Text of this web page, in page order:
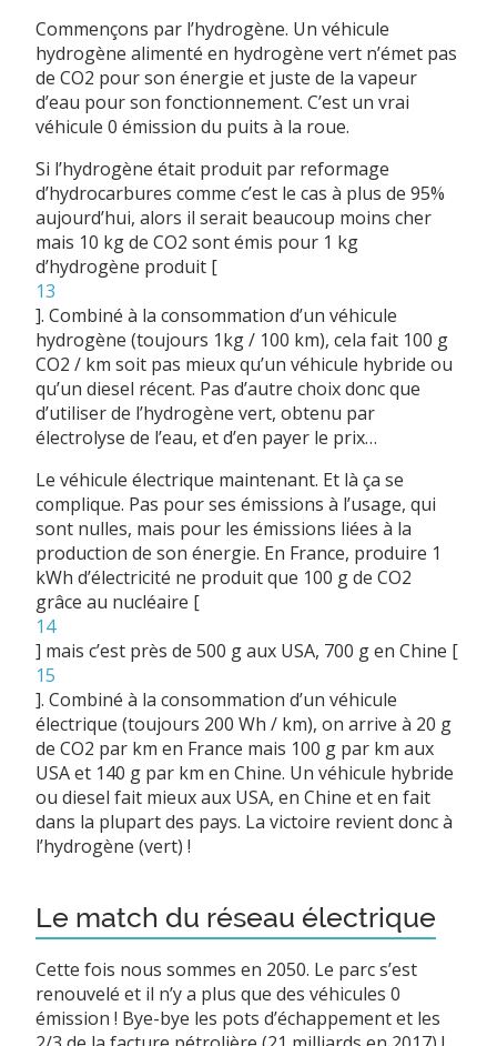
Commençons par l’hydrogène. Un véhicule
hydrogène alimenté en hydrogène vert n’émet pas
de CO2 pour son énergie et juste de la vapeur
d’eau pour son fonctionnement. C’est un vrai
véhicule 0 émission du puits à la roue.
Si l’hydrogène était produit par reformage
d’hydrocarbures comme c’est le cas à plus de 95%
aujourd’hui, alors il serait beaucoup moins cher
mais 10 kg de CO2 sont émis pour 1 kg
d’hydrogène produit [
13
]. Combiné à la consommation d’un véhicule
hydrogène (toujours 1kg / 100 km), cela fait 100 g
CO2 / km soit pas mieux qu’un véhicule hybride ou
qu’un diesel récent. Pas d’autre choix donc que
d’utiliser de l’hydrogène vert, obtenu par
électrolyse de l’eau, et d’en payer le prix…
Le véhicule électrique maintenant. Et là ça se
complique. Pas pour ses émissions à l’usage, qui
sont nulles, mais pour les émissions liées à la
production de son énergie. En France, produire 1
kWh d’électricité ne produit que 100 g de CO2
grâce au nucléaire [
14
] mais c’est près de 500 g aux USA, 700 g en Chine [
15
]. Combiné à la consommation d’un véhicule
électrique (toujours 200 Wh / km), on arrive à 20 g
de CO2 par km en France mais 100 g par km aux
USA et 140 g par km en Chine. Un véhicule hybride
ou diesel fait mieux aux USA, en Chine et en fait
dans la plupart des pays. La victoire revient donc à
l’hydrogène (vert) !
Le match du réseau électrique
Cette fois nous sommes en 2050. Le parc s’est
renouvelé et il n’y a plus que des véhicules 0
émission ! Bye-bye les pots d’échappement et les